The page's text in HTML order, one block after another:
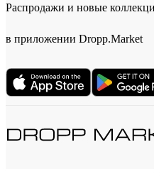
Распродажи и новые
в приложении Dropp.Market